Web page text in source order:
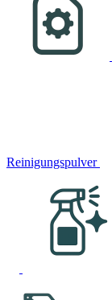
Reinigungspulver